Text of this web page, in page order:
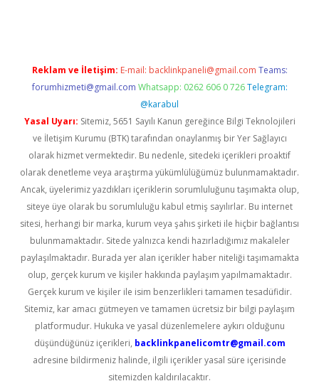
Reklam ve İletişim: E-mail: backlinkpaneli@gmail.com Teams:
forumhizmeti@gmail.com Whatsapp: 0262 606 0 726 Telegram:
@karabul
Yasal Uyarı: Sitemiz, 5651 Sayılı Kanun gereğince Bilgi Teknolojileri
ve İletişim Kurumu (BTK) tarafından onaylanmış bir Yer Sağlayıcı
olarak hizmet vermektedir. Bu nedenle, sitedeki içerikleri proaktif
olarak denetleme veya araştırma yükümlülüğümüz bulunmamaktadır.
Ancak, üyelerimiz yazdıkları içeriklerin sorumluluğunu taşımakta olup,
siteye üye olarak bu sorumluluğu kabul etmiş sayılırlar. Bu internet
sitesi, herhangi bir marka, kurum veya şahıs şirketi ile hiçbir bağlantısı
bulunmamaktadır. Sitede yalnızca kendi hazırladığımız makaleler
paylaşılmaktadır. Burada yer alan içerikler haber niteliği taşımamakta
olup, gerçek kurum ve kişiler hakkında paylaşım yapılmamaktadır.
Gerçek kurum ve kişiler ile isim benzerlikleri tamamen tesadüfidir.
Sitemiz, kar amacı gütmeyen ve tamamen ücretsiz bir bilgi paylaşım
platformudur. Hukuka ve yasal düzenlemelere aykırı olduğunu
düşündüğünüz içerikleri, backlinkpanelicomtr@gmail.com
adresine bildirmeniz halinde, ilgili içerikler yasal süre içerisinde
sitemizden kaldırılacaktır.